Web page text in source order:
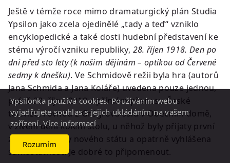
Ještě v témže roce mimo dramaturgický plán Studia
Ypsilon jako zcela ojedinělé „tady a teď“ vzniklo
encyklopedické a také dosti hudební představení ke
stému výročí vzniku republiky, 28. říjen 1918. Den po
dni před sto lety (k našim dějinám – optikou od Červené
sedmy k dnešku). Ve Schmidově režii byla hra (autorů
Jana Schmida a Jana Koláře) uvedena pouze jednou,
právě 28. října 2018 v přímém přenosu České
televize, rovnou z Grégrova sálu v Obecním domě,
v živém dění kolem stolu, u něhož byly přijaty první
zákonné normy nového státu a opatrně vyhlášena
samostatnost. Je dobré to připomenout.
Ypsilonka používá cookies. Používáním webu
vyjadřujete souhlas s jejich ukládáním na vašem
zařízení.Více informací
Rozumím